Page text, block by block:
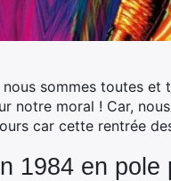
sommes toutes et
notre moral ! Car,
car cette rentrée
1984 en pole